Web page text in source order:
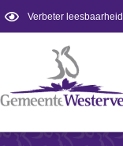
Verbeter leesbaarheid